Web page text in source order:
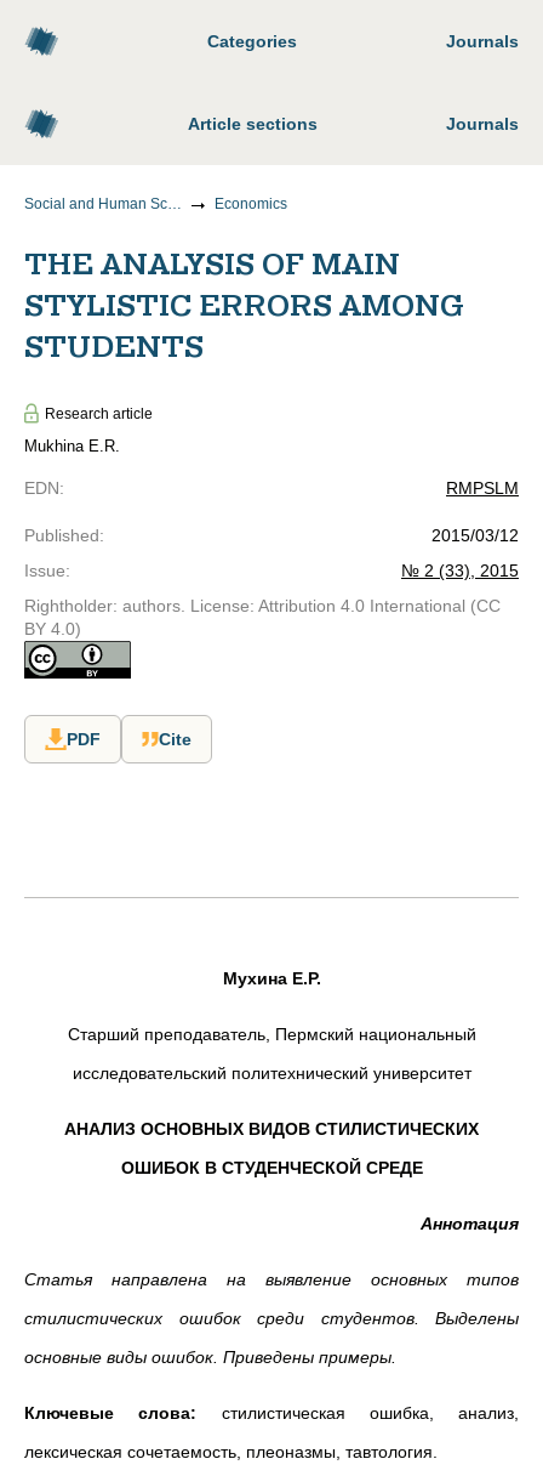
Categories Journals
Article sections Journals
Social and Human Sciences Economics
THE ANALYSIS OF MAIN
STYLISTIC ERRORS AMONG
STUDENTS
Research article
Mukhina E.R.
EDN: RMPSLM
Published:
2015/03/12
Issue:
№ 2 (33), 2015
Rightholder: authors. License: Attribution 4.0 International (CC
BY 4.0)
PDF Cite
Мухина Е.Р.
Старший преподаватель, Пермский национальный
исследовательский политехнический университет
АНАЛИЗ ОСНОВНЫХ ВИДОВ СТИЛИСТИЧЕСКИХ
ОШИБОК В СТУДЕНЧЕСКОЙ СРЕДЕ
Аннотация
Статья направлена на выявление основных типов
стилистических ошибок среди студентов. Выделены
основные виды ошибок. Приведены примеры.
Ключевые слова: стилистическая ошибка, анализ,
лексическая сочетаемость, плеоназмы, тавтология.